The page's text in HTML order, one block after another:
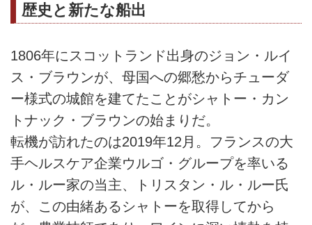
歴史と新たな船出
1806年にスコットランド出身のジョン・ルイ
ス・ブラウンが、母国への郷愁からチューダ
ー様式の城館を建てたことがシャトー・カン
トナック・ブラウンの始まりだ。
転機が訪れたのは2019年12月。フランスの大
手ヘルスケア企業ウルゴ・グループを率いる
ル・ルー家の当主、トリスタン・ル・ルー氏
が、この由緒あるシャトーを取得してから